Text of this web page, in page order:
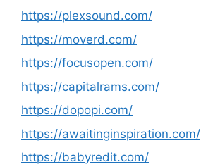
https://plexsound.com/
https://moverd.com/
https://focusopen.com/
https://capitalrams.com/
https://dopopi.com/
https://awaitinginspiration.com/
https://babyredit.com/